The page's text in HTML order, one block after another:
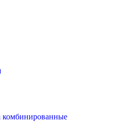
комбинированные